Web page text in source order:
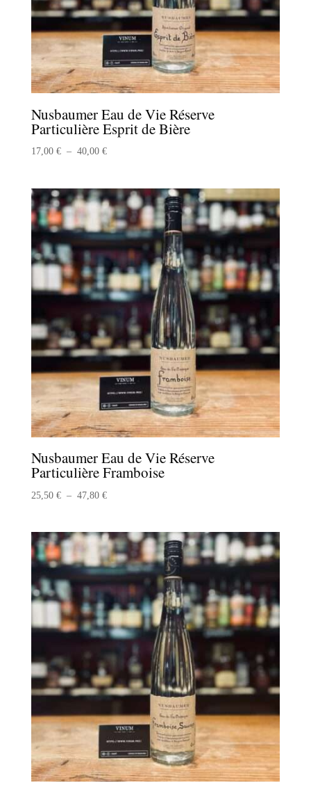
Nusbaumer Eau de Vie Réserve
Particulière Esprit de Bière
17,00 € – 40,00 €Plage
17,00 €
à
40,00 €
Nusbaumer Eau de Vie Réserve
Particulière Framboise
25,50 € – 47,80 €Plage
25,50 €
à
47,80 €